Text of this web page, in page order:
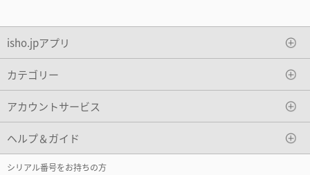
isho.jpアプリ
カテゴリー
アカウントサービス
ヘルプ＆ガイド
シリアル番号をお持ちの方